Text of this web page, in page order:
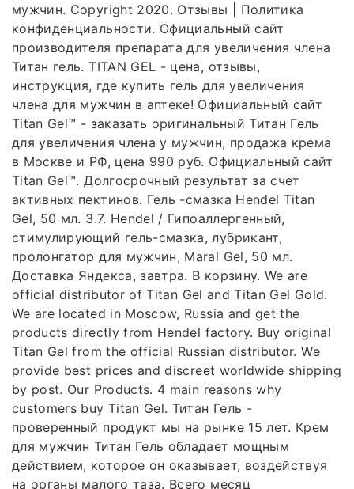
мужчин. Copyright 2020. Отзывы | Политика
конфиденциальности. Официальный сайт
производителя препарата для увеличения члена
Титан гель. TITAN GEL - цена, отзывы,
инструкция, где купить гель для увеличения
члена для мужчин в аптеке! Официальный сайт
Titan Gel™ - заказать оригинальный Титан Гель
для увеличения члена у мужчин, продажа крема
в Москве и РФ, цена 990 руб. Официальный сайт
Titan Gel™. Долгосрочный результат за счет
активных пектинов. Гель -смазка Hendel Titan
Gel, 50 мл. 3.7. Hendel / Гипоаллергенный,
стимулирующий гель-смазка, лубрикант,
пролонгатор для мужчин, Maral Gel, 50 мл.
Доставка Яндекса, завтра. В корзину. We are
official distributor of Titan Gel and Titan Gel Gold.
We are located in Moscow, Russia and get the
products directly from Hendel factory. Buy original
Titan Gel from the official Russian distributor. We
provide best prices and discreet worldwide shipping
by post. Our Products. 4 main reasons why
customers buy Titan Gel. Титан Гель -
проверенный продукт мы на рынке 15 лет. Крем
для мужчин Титан Гель обладает мощным
действием, которое он оказывает, воздействуя
на органы малого таза. Всего месяц